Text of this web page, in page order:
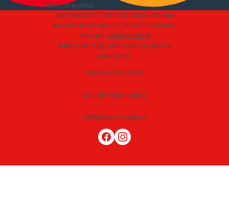
autocaravanas
AUTO.MOTO.PT · NIF 518174034 · Estrada
Nacional N10-1 loja 189, 2815-892 Sobreda,
Portugal · apoio@moto.pt
©AUTO.MOTO.pt 2026 Todos os direitos
reservados.
Termos e Condições
Livro de Reclamações
Definições de cookies